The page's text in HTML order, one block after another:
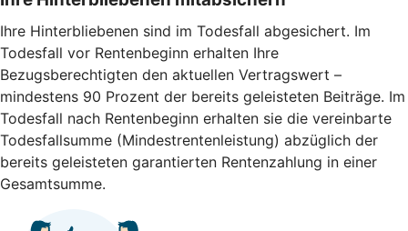
Ihre Hinterbliebenen sind im Todesfall abgesichert. Im
Todesfall vor Rentenbeginn erhalten Ihre
Bezugsberechtigten den aktuellen Vertragswert –
mindestens 90 Prozent der bereits geleisteten Beiträge. Im
Todesfall nach Rentenbeginn erhalten sie die vereinbarte
Todesfallsumme (Mindestrentenleistung) abzüglich der
bereits geleisteten garantierten Rentenzahlung in einer
Gesamtsumme.